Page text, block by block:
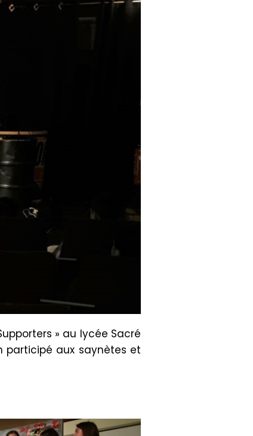
» au lycée Sacré
participé aux saynètes et